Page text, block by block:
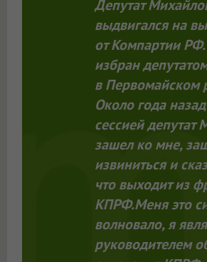
Депутат
выдвигался на
от Компартии
избран
в Первомайском
Около года
сессией депутат
зашел ко мне,
извиниться и
что выходит из
КПРФ.Меня это
волновало, я
руководителем